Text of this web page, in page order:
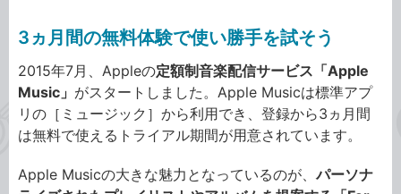
3ヵ月間の無料体験で使い勝手を試そう
2015年7月、Appleの定額制音楽配信サービス「Apple
Music」 がスタートしました。Apple Musicは標準アプ
リの［ミュージック］から利用でき、登録から3ヵ月間
は無料で使えるトライアル期間が用意されています。
Apple Musicの大きな魅力となっているのが、パーソナ